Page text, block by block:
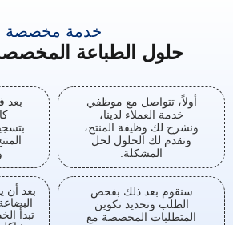
خدمة مخصصة
حلول الطباعة
أولاً، تتواصل مع موظفي
خدمة العملاء لدينا،
ونشرح لك وظيفة المنتج،
ونقدم لك الحلول لحل
المشكلة.
بعد
سنقوم بعد ذلك بفحص
الطلب وتحديد تكوين
المتطلبات المخصصة مع
بعد أن
تبدأ